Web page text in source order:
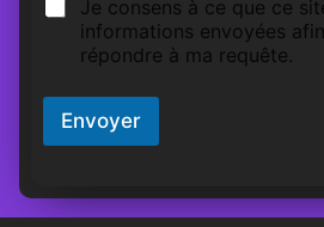
e
e
d
Je consens à ce que ce
informations envoyées
répondre à ma requête.
Envoyer